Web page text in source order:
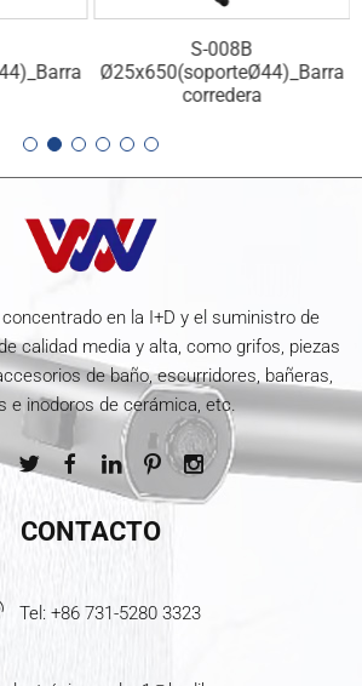
S-008B
Ø25x650(soporteØ44)_Barra
corredera
en la I+D y el suministro de
calidad media y alta, como grifos, piezas
de baño, escurridores, bañeras,
e inodoros de cerámica, etc.
CONTACTO
Tel: +86 731-5280 3323